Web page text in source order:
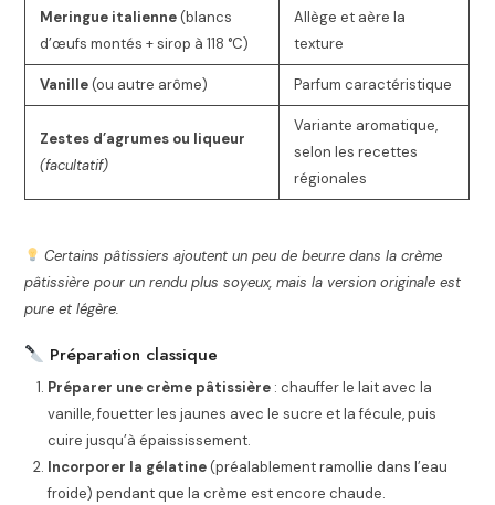
Meringue italienne(blancs
d’œufs montés + sirop à 118 °C)
Allège et aère la
texture
Vanille(ou autre arôme) Parfum caractéristique
Zestes d’agrumes ou liqueur
(facultatif)
Variante aromatique,
selon les recettes
régionales
Certains pâtissiers ajoutent un peu de beurre dans la crème
pâtissière pour un rendu plus soyeux, mais la version originale est
pure et légère.
Préparation classique
Préparer une crème pâtissière : chauffer le lait avec la
vanille, fouetter les jaunes avec le sucre et la fécule, puis
cuire jusqu’à épaississement.
Incorporer la gélatine(préalablement ramollie dans l’eau
froide) pendant que la crème est encore chaude.